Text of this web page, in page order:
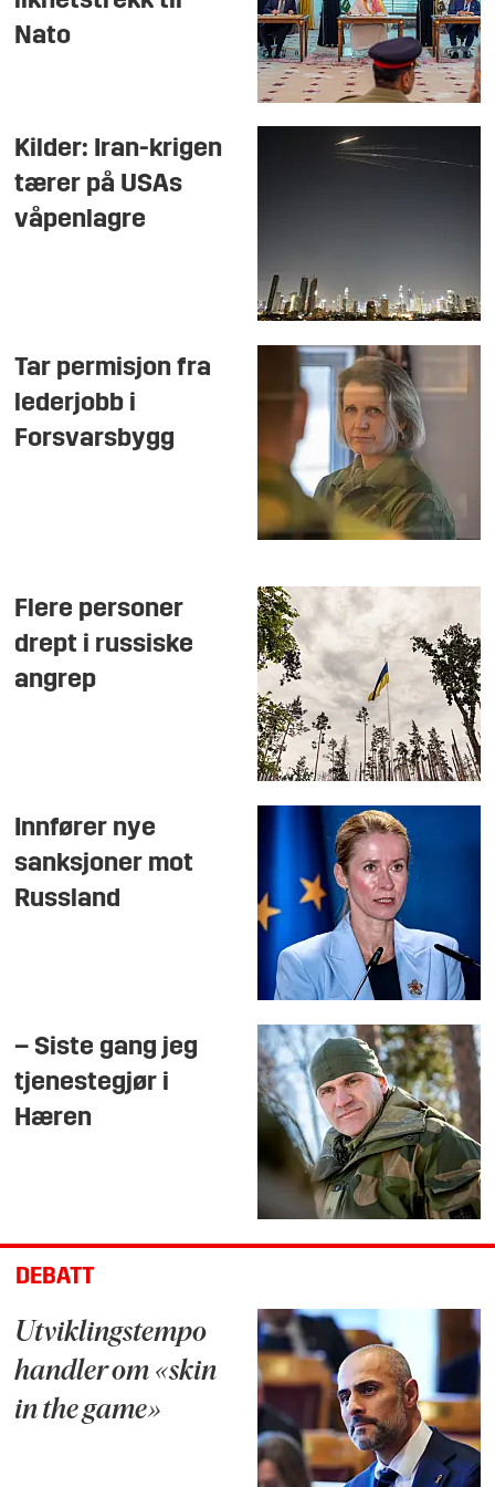
Nato
Kilder: Iran-krigen
tærer på USAs
våpenlagre
Tar permisjon fra
lederjobb i
Forsvarsbygg
Flere personer
drept i russiske
angrep
Innfører nye
sanksjoner mot
Russland
– Siste gang jeg
tjenestegjør i
Hæren
DEBATT
Utviklingstempo
handler om «skin
in the game»